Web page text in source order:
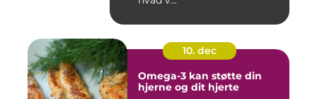
10. dec
Omega-3 kan støtte din
hjerne og dit hjerte